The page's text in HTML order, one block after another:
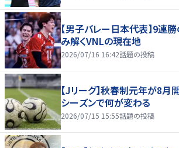
【男子バレー日本代表】9連
み解くVNLの現在地
2026/07/16 16:42話題の投稿
【Jリーグ】秋春制元年が8
シーズンで何が変わる
2026/07/15 15:55話題の投稿